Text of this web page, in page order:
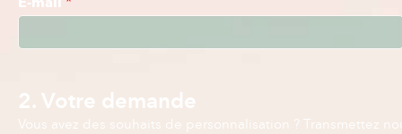
2. Votre demande
Vous avez des souhaits de personnalisation ? Transmettez